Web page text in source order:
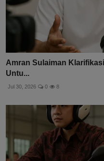
Amran Sulaiman
Untu...
Jul 30, 2026 0 8